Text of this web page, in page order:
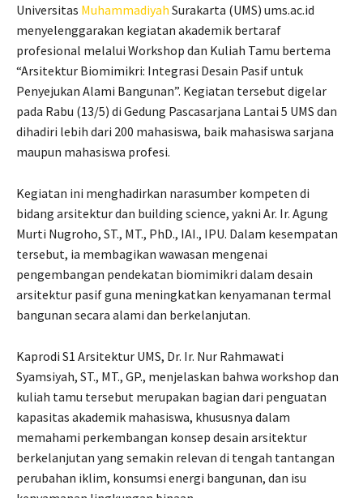
Universitas Muhammadiyah Surakarta (UMS) ums.ac.id
menyelenggarakan kegiatan akademik bertaraf
profesional melalui Workshop dan Kuliah Tamu bertema
“Arsitektur Biomimikri: Integrasi Desain Pasif untuk
Penyejukan Alami Bangunan”. Kegiatan tersebut digelar
pada Rabu (13/5) di Gedung Pascasarjana Lantai 5 UMS dan
dihadiri lebih dari 200 mahasiswa, baik mahasiswa sarjana
maupun mahasiswa profesi.
Kegiatan ini menghadirkan narasumber kompeten di
bidang arsitektur dan building science, yakni Ar. Ir. Agung
Murti Nugroho, ST., MT., PhD., IAI., IPU. Dalam kesempatan
tersebut, ia membagikan wawasan mengenai
pengembangan pendekatan biomimikri dalam desain
arsitektur pasif guna meningkatkan kenyamanan termal
bangunan secara alami dan berkelanjutan.
Kaprodi S1 Arsitektur UMS, Dr. Ir. Nur Rahmawati
Syamsiyah, ST., MT., GP., menjelaskan bahwa workshop dan
kuliah tamu tersebut merupakan bagian dari penguatan
kapasitas akademik mahasiswa, khususnya dalam
memahami perkembangan konsep desain arsitektur
berkelanjutan yang semakin relevan di tengah tantangan
perubahan iklim, konsumsi energi bangunan, dan isu